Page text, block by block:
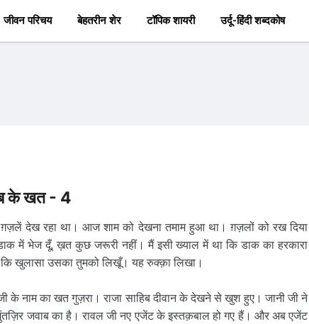
जीवन परिचय बेहतरीन शेर टॉपिक शायरी उर्दू-हिंदी शब्दकोष
के खत - 4
देख रहा था। आज शाम को देखना तमाम हुआ था। ग़ज़लों को रख दिया
में भेज दूँ, ख़त कुछ जरूरी नहीं। मैं इसी ख्याल में था कि डाक का हरकारा
खुलासा उसका तुमको लिखूँ। यह रुक्क़ा लिखा।
के नाम का खत गुज़रा। राजा साहिब दीवान के देखने से खुश हुए। जानी जी ने
जवाब का है। रावल जी नए एजेंट के इस्तक़बाल हो गए हैं। और अब एजेंट